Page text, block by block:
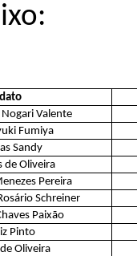
Valente
Fumiya
Sandy
de Oliveira
Pereira
Schreiner
Paixão
Pinto
Oliveira